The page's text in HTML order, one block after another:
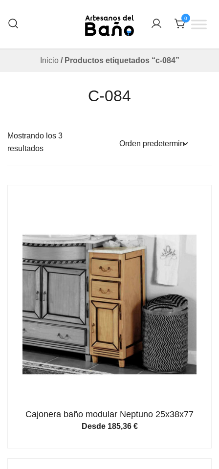
contenido
Artesanos Del Baño
0
Inicio/ Productos etiquetados “c-084”
C-084
Mostrando los 3
resultados
Cajonera baño modular Neptuno 25x38x77
Desde 185,36 €